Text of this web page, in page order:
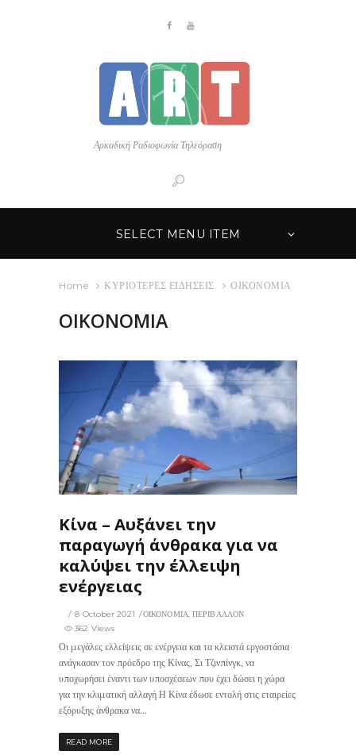
Αρκαδική Ραδιοφωνία Τηλεόραση
SELECT MENU ITEM
Home ΚΥΡΙΟΤΕΡΕΣ ΕΙΔΗΣΕΙΣ ΟΙΚΟΝΟΜΙΑ
ΟΙΚΟΝΟΜΙΑ
Κίνα – Αυξάνει την
παραγωγή άνθρακα για να
καλύψει την έλλειψη
ενέργειας
8 October 2021 ΟΙΚΟΝΟΜΙΑ ,ΠΕΡΙΒΑΛΛΟΝ
362 Views
Οι μεγάλες ελλείψεις σε ενέργεια και τα κλειστά εργοστάσια
ανάγκασαν τον πρόεδρο της Κίνας, Σι Τζινπίνγκ, να
υποχωρήσει έναντι των υποσχέσεων που έχει δώσει η χώρα
για την κλιματική αλλαγή Η Κίνα έδωσε εντολή στις εταιρείες
εξόρυξης άνθρακα να...
READ MORE